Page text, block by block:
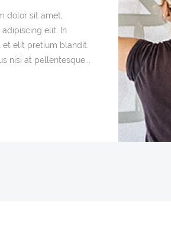
dolor sit amet,
elit. In
et elit pretium blandit.
nisi at pellentesque...